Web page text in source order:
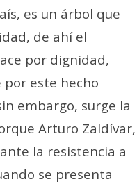
es un árbol que
de ahí el
por dignidad,
por este hecho
embargo, surge la
Arturo Zaldívar,
la resistencia a
se presenta